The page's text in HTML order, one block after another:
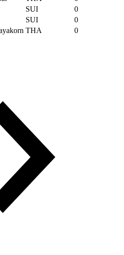
SUI
0
SUI
0
THA
0